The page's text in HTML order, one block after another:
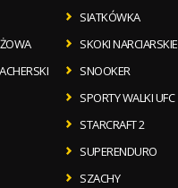
SIATKÓWKA
SKOKI NARCIARSKIE
SNOOKER
SPORTY WALKI UFC
STARCRAFT 2
SUPERENDURO
SZACHY